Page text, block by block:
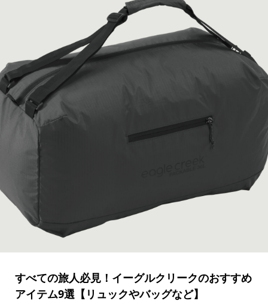
すべての旅人必見！イーグルクリークのおすすめ
アイテム9選【リュックやバッグなど】